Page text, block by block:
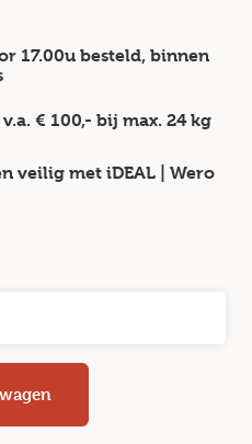
17.00u besteld, binnen
€ 100,- bij max. 24 kg
veilig met iDEAL | Wero